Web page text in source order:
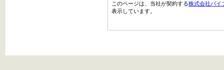
このページは、当社が契約する株式会社パイ
表示しています。